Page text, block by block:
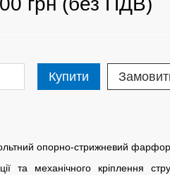
Купити
опорно-стрижневий
та механічного кріплення